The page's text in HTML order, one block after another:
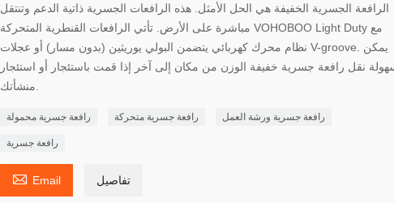
الرافعة الجسرية الخفيفة هي الحل الأمثل. هذه الرافعات الجسرية ذاتية الدعم وتنتقل
مباشرة على الأرض. تأتي الرافعات القنطرية المتحركة VOHOBOO Light Duty مع
نظام محرك كهربائي يتضمن البولي يوريثين (بدون مسار) أو عجلات V-groove. يمكن
نقل رافعة جسرية خفيفة الوزن من مكان إلى آخر إذا قمت باستئجار أو استئجار
رافعة جسرية محمولة رافعة جسرية متحركة رافعة جسرية ورشة العمل
رافعة جسرية
 Email تفاصيل